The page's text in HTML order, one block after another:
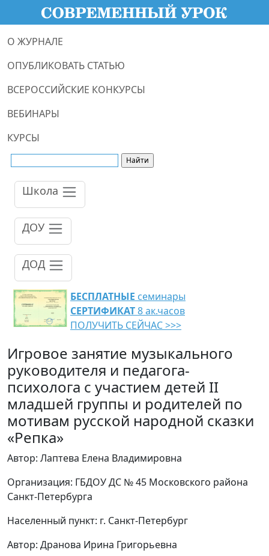
О ЖУРНАЛЕ
ОПУБЛИКОВАТЬ СТАТЬЮ
ВСЕРОССИЙСКИЕ КОНКУРСЫ
ВЕБИНАРЫ
КУРСЫ
Школа
ДОУ
ДОД
БЕСПЛАТНЫЕ семинары
СЕРТИФИКАТ8 ак.часов
ПОЛУЧИТЬ СЕЙЧАС >>>
Игровое занятие музыкального
руководителя и педагога-
психолога с участием детей II
младшей группы и родителей по
мотивам русской народной сказки
«Репка»
Автор: Лаптева Елена Владимировна
Организация: ГБДОУ ДС № 45 Московского района
Санкт-Петербурга
Населенный пункт: г. Санкт-Петербург
Автор: Дранова Ирина Григорьевна